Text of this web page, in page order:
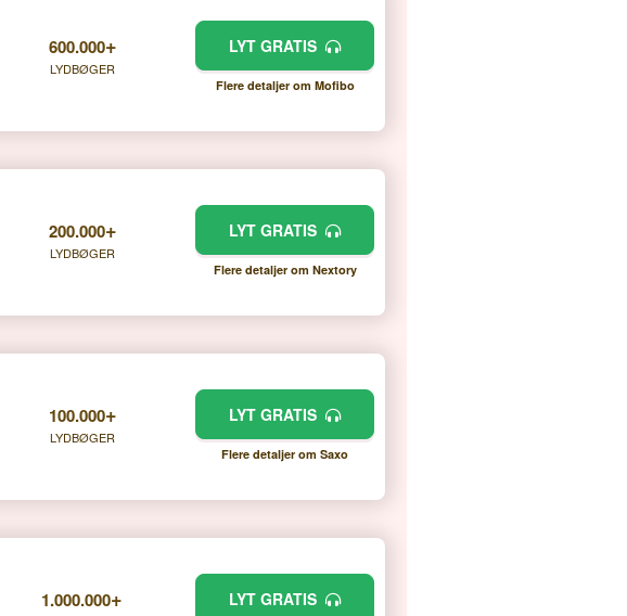
600.000+
LYDBØGER
LYT GRATIS
Flere detaljer om Mofibo
200.000+
LYDBØGER
LYT GRATIS
Flere detaljer om Nextory
100.000+
LYDBØGER
LYT GRATIS
Flere detaljer om Saxo
1.000.000+ LYT GRATIS